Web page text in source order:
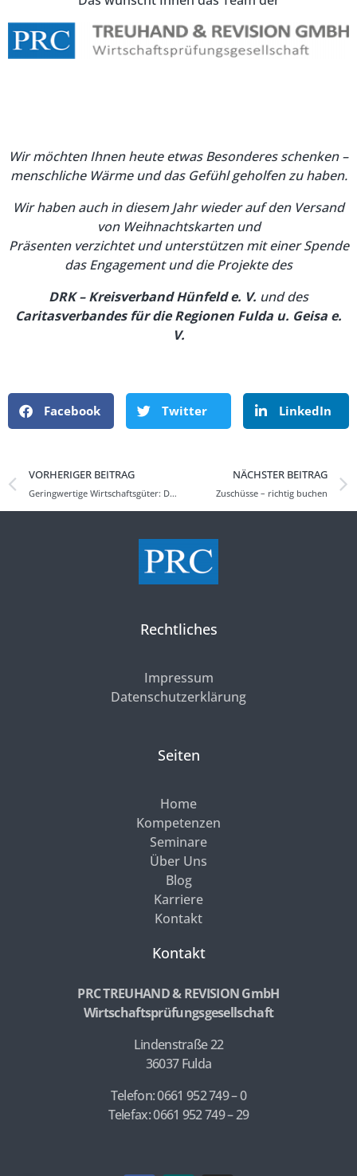
Wir möchten Ihnen heute etwas Besonderes schenken –
menschliche Wärme und das Gefühl geholfen zu haben.
Wir haben auch in diesem Jahr wieder auf den Versand
von Weihnachtskarten und
Präsenten verzichtet und unterstützen mit einer Spende
das Engagement und die Projekte des
DRK – Kreisverband Hünfeld e. V. und des
Caritasverbandes für die Regionen Fulda u. Geisa e.
V.
Facebook Twitter LinkedIn
VORHERIGER BEITRAG
Geringwertige Wirtschaftsgüter: Die Tücken der selbstständigen Nutzbarkeit
NÄCHSTER BEITRAG
Zuschüsse – richtig buchen
Rechtliches
Impressum
Datenschutzerklärung
Seiten
Home
Kompetenzen
Seminare
Über Uns
Blog
Karriere
Kontakt
Kontakt
PRC TREUHAND & REVISION GmbH
Wirtschaftsprüfungsgesellschaft
Lindenstraße 22
36037 Fulda
Telefon: 0661 952 749 – 0
Telefax: 0661 952 749 – 29